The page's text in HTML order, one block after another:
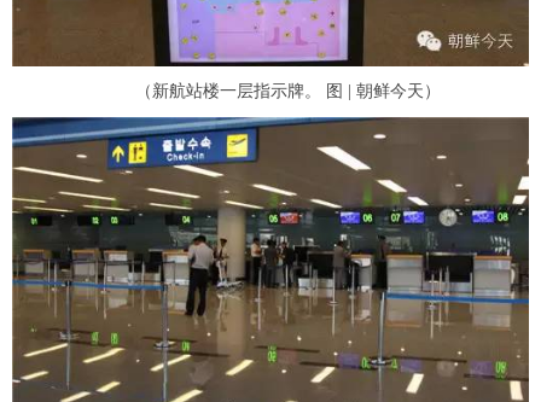
（新航站楼一层指示牌。 图 | 朝鲜今天）